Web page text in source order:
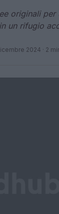
originali per
un rifugio
2024 · 2